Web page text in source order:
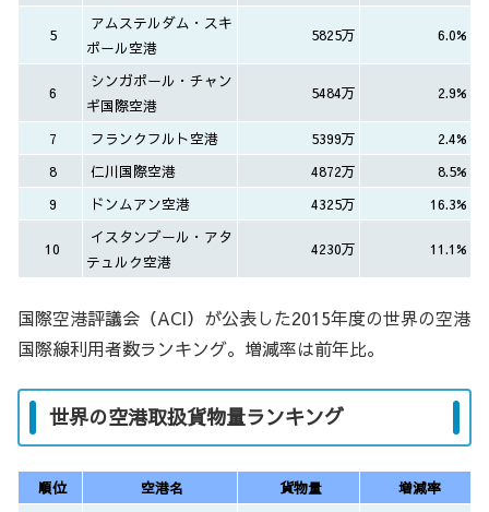
5
アムステルダム・スキ
ポール空港
5825万 6.0%
6
シンガポール・チャン
ギ国際空港
5484万 2.9%
7 フランクフルト空港 5399万
2.4%
8
仁川国際空港 4872万
8.5%
9
ドンムアン空港 4325万 16.3%
10
イスタンブール・アタ
テュルク空港
4230万 11.1%
国際空港評議会（ACI）が公表した2015年度の世界の空港
国際線利用者数ランキング。増減率は前年比。
世界の空港取扱貨物量ランキング
順位 空港名 貨物量
増減率